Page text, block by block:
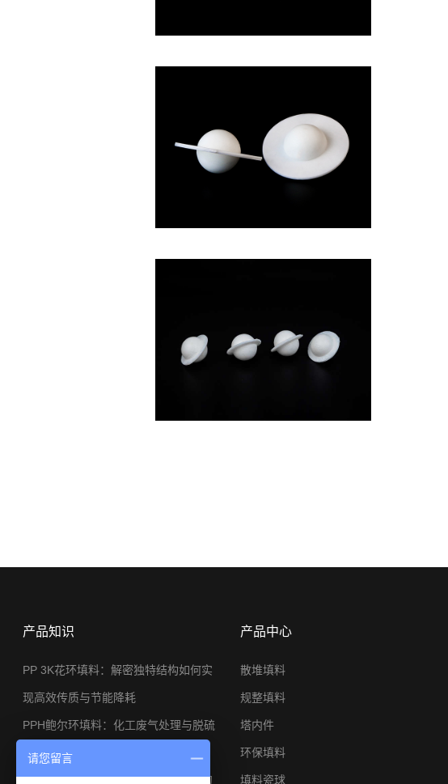
产品知识
PP 3K花环填料：解密独特结构如何实
现高效传质与节能降耗
PPH鲍尔环填料：化工废气处理与脱硫
系统的节能利器
φ25金属矩鞍环：小塔径高分离工况的
产品中心
散堆填料
规整填料
塔内件
环保填料
填料瓷球
请您留言